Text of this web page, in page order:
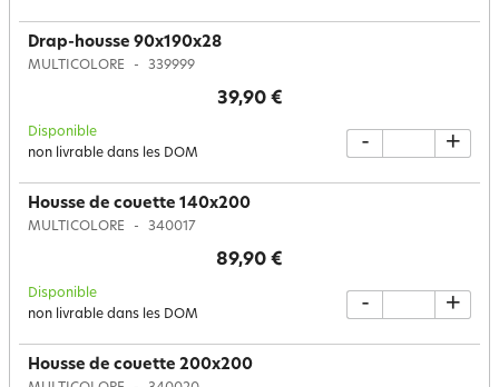
Drap-housse 90x190x28
MULTICOLORE 339999
39,90 €
Disponible
non livrable dans les DOM
- +
Housse de couette 140x200
MULTICOLORE 340017
89,90 €
Disponible
non livrable dans les DOM
- +
Housse de couette 200x200